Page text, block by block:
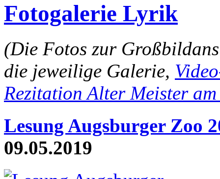
Fotogalerie Lyrik
(Die Fotos zur
die jeweilige Galerie,
Rezitation Alter Meister
Lesung Augsburger Zoo
09.05.2019